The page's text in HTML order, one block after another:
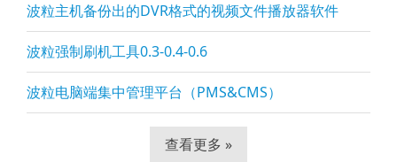
波粒主机备份出的DVR格式的视频文件播放器软件
波粒强制刷机工具0.3-0.4-0.6
波粒电脑端集中管理平台（PMS&CMS）
查看更多 »